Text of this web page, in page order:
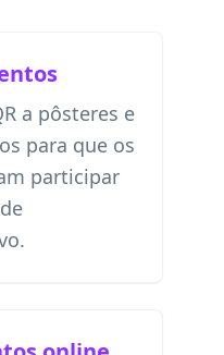
a pôsteres e
para que os
participar